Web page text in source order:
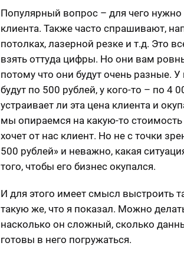
Популярный вопрос – для чего
клиента. Также часто спрашивают,
потолках, лазерной резке и т.д. Это
взять оттуда цифры. Но они вам
потому что они будут очень разные.
будут по 500 рублей, у кого-то – по 4
устраивает ли эта цена клиента и
мы опираемся на какую-то
хочет от нас клиент. Но не с точки
500 рублей» и неважно, какая
того, чтобы его бизнес окупался.
И для этого имеет смысл выстроить
такую же, что я показал. Можно
насколько он сложный, сколько
готовы в него погружаться.